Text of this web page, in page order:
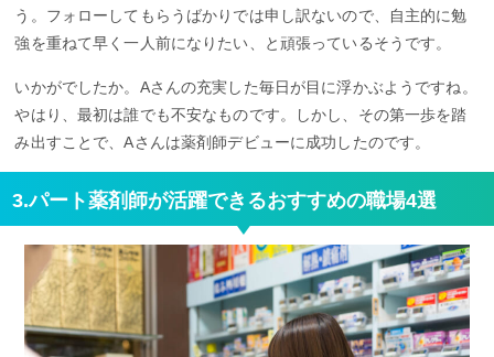
う。フォローしてもらうばかりでは申し訳ないので、自主的に勉
強を重ねて早く一人前になりたい、と頑張っているそうです。
いかがでしたか。Aさんの充実した毎日が目に浮かぶようですね。
やはり、最初は誰でも不安なものです。しかし、その第一歩を踏
み出すことで、Aさんは薬剤師デビューに成功したのです。
3.パート薬剤師が活躍できるおすすめの職場4選